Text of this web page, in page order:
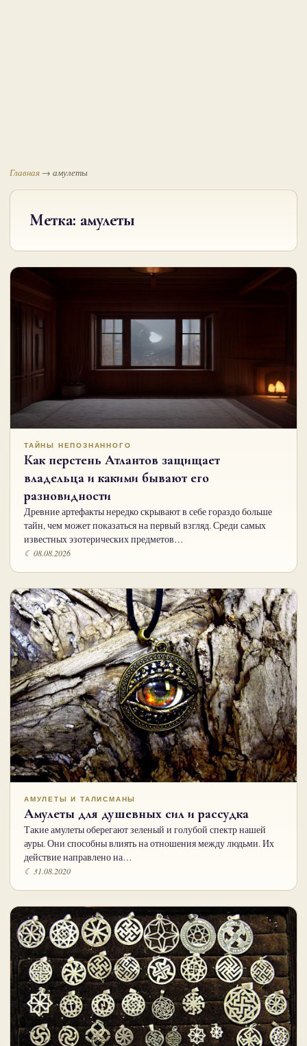
Главная → амулеты
Метка: амулеты
ТАЙНЫ НЕПОЗНАННОГО
Как перстень Атлантов защищает
владельца и какими бывают его
разновидности
Древние артефакты нередко скрывают в себе гораздо больше
тайн, чем может показаться на первый взгляд. Среди самых
известных эзотерических предметов…
☾ 08.08.2026
АМУЛЕТЫ И ТАЛИСМАНЫ
Амулеты для душевных сил и рассудка
Такие амулеты оберегают зеленый и голубой спектр нашей
ауры. Они способны влиять на отношения между людьми. Их
действие направлено на…
☾ 31.08.2020